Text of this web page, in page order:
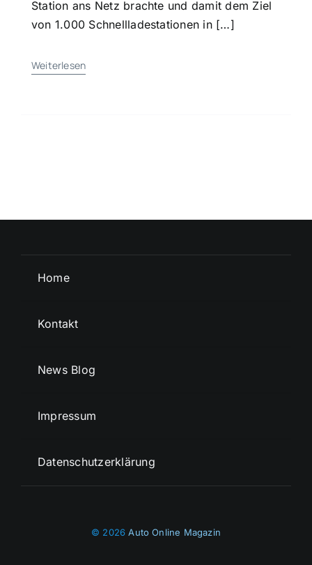
Station ans Netz brachte und damit dem Ziel
von 1.000 Schnell­ladestationen in […]
Weiterlesen
Home
Kontakt
News Blog
Impressum
Datenschutzerklärung
© 2026Auto Online Magazin